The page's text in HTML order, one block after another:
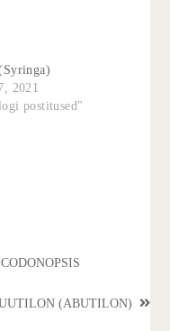
2021
postitused"
(ABUTILON)